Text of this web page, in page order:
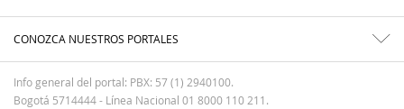
CONOZCA NUESTROS PORTALES
Info general del portal: PBX: 57 (1) 2940100.
Bogotá 5714444 - Línea Nacional 01 8000 110 211.